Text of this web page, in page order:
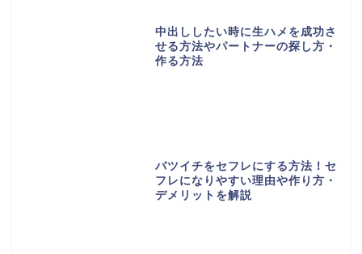
中出ししたい時に生ハメを成功さ
せる方法やパートナーの探し方・
作る方法
バツイチをセフレにする方法！セ
フレになりやすい理由や作り方・
デメリットを解説